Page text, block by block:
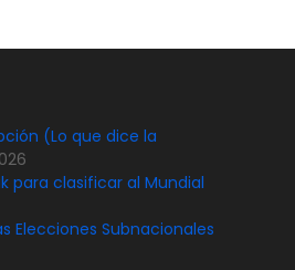
(Lo que dice la
para clasificar al Mundial
Elecciones Subnacionales